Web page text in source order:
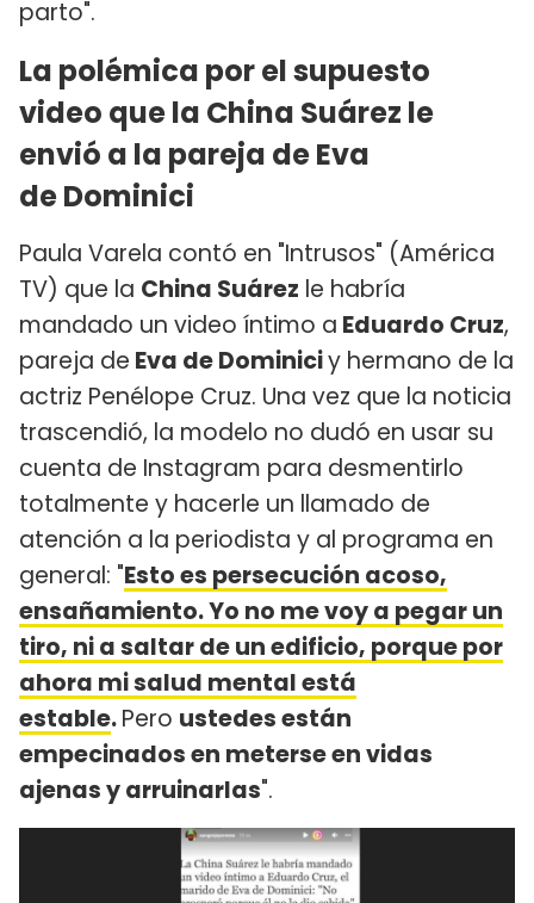
parto".
La polémica por el supuesto
video que la China Suárez le
envió a la pareja de Eva
de Dominici
Paula Varela contó en "Intrusos" (América
TV) que la China Suárez le habría
mandado un video íntimo a Eduardo Cruz,
pareja de Eva de Dominiciy hermano de la
actriz Penélope Cruz. Una vez que la noticia
trascendió, la modelo no dudó en usar su
cuenta de Instagram para desmentirlo
totalmente y hacerle un llamado de
atención a la periodista y al programa en
general: "Esto es persecución acoso,
ensañamiento. Yo no me voy a pegar un
tiro, ni a saltar de un edificio, porque por
ahora mi salud mental está
estable.Pero ustedes están
empecinados en meterse en vidas
ajenas y arruinarlas".